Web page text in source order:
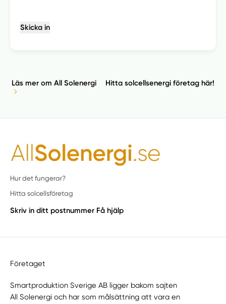
Skicka in
Läs mer om All Solenergi Hitta solcellsenergi företag här!
Hur det fungerar?
Hitta solcellsföretag
Skriv in ditt postnummer Få hjälp
Företaget
Smartproduktion Sverige AB ligger bakom sajten
All Solenergi och har som målsättning att vara en